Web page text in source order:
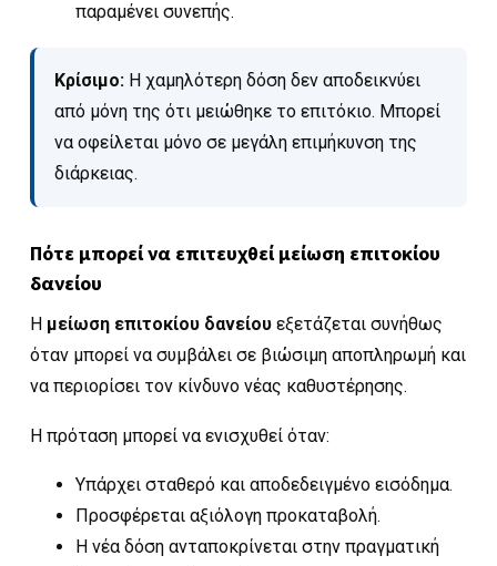
παραμένει συνεπής.
Κρίσιμο: Η χαμηλότερη δόση δεν αποδεικνύει
από μόνη της ότι μειώθηκε το επιτόκιο. Μπορεί
να οφείλεται μόνο σε μεγάλη επιμήκυνση της
διάρκειας.
Πότε μπορεί να επιτευχθεί μείωση επιτοκίου
δανείου
Η μείωση επιτοκίου δανείου εξετάζεται συνήθως
όταν μπορεί να συμβάλει σε βιώσιμη αποπληρωμή και
να περιορίσει τον κίνδυνο νέας καθυστέρησης.
Η πρόταση μπορεί να ενισχυθεί όταν:
Υπάρχει σταθερό και αποδεδειγμένο εισόδημα.
Προσφέρεται αξιόλογη προκαταβολή.
Η νέα δόση ανταποκρίνεται στην πραγματική